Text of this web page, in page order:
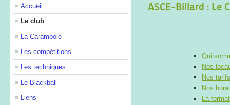
Accueil
Le club
La Carambole
Les compétitions
Les techniques
Le Blackball
Liens
ASCE-Billard : Le
Qui
Nos
Nos
Nos
La